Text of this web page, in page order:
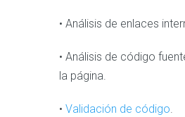
• Análisis de enlaces
• Análisis de código
la página.
• Validación de código.